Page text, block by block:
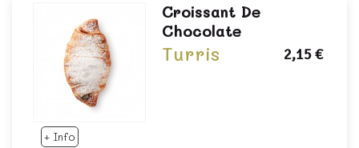
+ Info
Croissant De
Chocolate
Turris 2,15 €